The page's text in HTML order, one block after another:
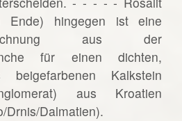
hingegen ist eine
aus der
für einen dichten,
Kalkstein
aus Kroatien
Drnis/Dalmatien).